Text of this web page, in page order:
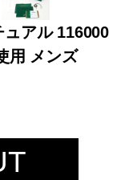
IWC
アル 116000
用 メンズ